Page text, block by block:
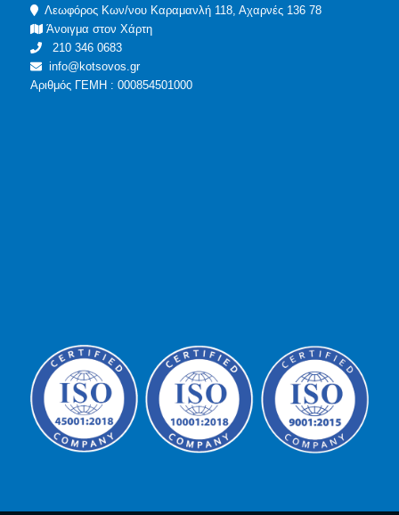
Λεωφόρος Κων/νου Καραμανλή 118, Αχαρνές 136 78
Άνοιγμα στον Χάρτη
210 346 0683
info@kotsovos.gr
Αριθμός ΓΕΜΗ : 000854501000